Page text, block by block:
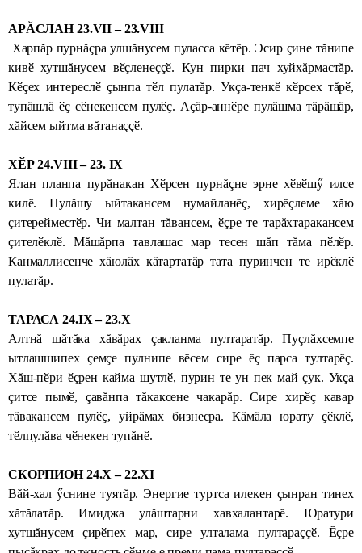
АРĂСЛАН 23.VII – 23.VIII
Харпăр пурнăçра улшăнусем пуласса кӗтӗр. Эсир çине тăнипе
кивӗ хутшăнусем вӗçленеççӗ. Кун пирки пач хуйхăрмастăр.
Кӗçех интереслӗ çынпа тӗл пулатăр. Укçа-тенкӗ кӗрсех тăрӗ,
тупăшлă ӗç сӗнекенсем пулӗç. Аçăр-аннӗре пулăшма тăрăшăр,
хăйсем ыйтма вăтанаççӗ.
ХӖР 24.VIII – 23. IX
Ялан планпа пурăнакан Хӗрсен пурнăçне эрне хӗвӗшӳ илсе
килӗ. Пулăшу ыйтакансем нумайланӗç, хирӗçлеме хăю
çитерейместӗр. Чи малтан тăвансем, ӗçре те тарăхтаракансем
çителӗклӗ. Мăшăрпа тавлашас мар тесен шăп тăма пӗлӗр.
Канмаллисенче хăюлăх кăтартатăр тата пуринчен те ирӗклӗ
пулатăр.
ТАРАСА 24.IX – 23.X
Алтнă шăтăка хăвăрах çакланма пултаратăр. Пуçлăхсемпе
ытлашшипех çемçе пулнипе вӗсем сире ӗç парса тултарӗç.
Хăш-пӗри ӗçрен кайма шутлӗ, пурин те ун пек май çук. Укçа
çитсе пымӗ, çавăнпа тăкаксене чакарăр. Сире хирӗç кавар
тăвакансем пулӗç, уйрăмах бизнесра. Кăмăла юрату çӗклӗ,
тӗлпулăва чӗнекен тупăнӗ.
СКОРПИОН 24.X – 22.XI
Вăй-хал ӳснине туятăр.Энергие турт­са илекен çынран тинех
хăтăлатăр. Имиджа улăштарни хавхалантарӗ. Юратури
хутшăнусем çирӗпех мар, сире улталама пултараççӗ. Ӗçре